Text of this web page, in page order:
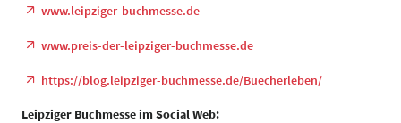
www.leipziger-buchmesse.de
www.preis-der-leipziger-buchmesse.de
https://blog.leipziger-buchmesse.de/Buecherleben/
Leipziger Buchmesse im Social Web: